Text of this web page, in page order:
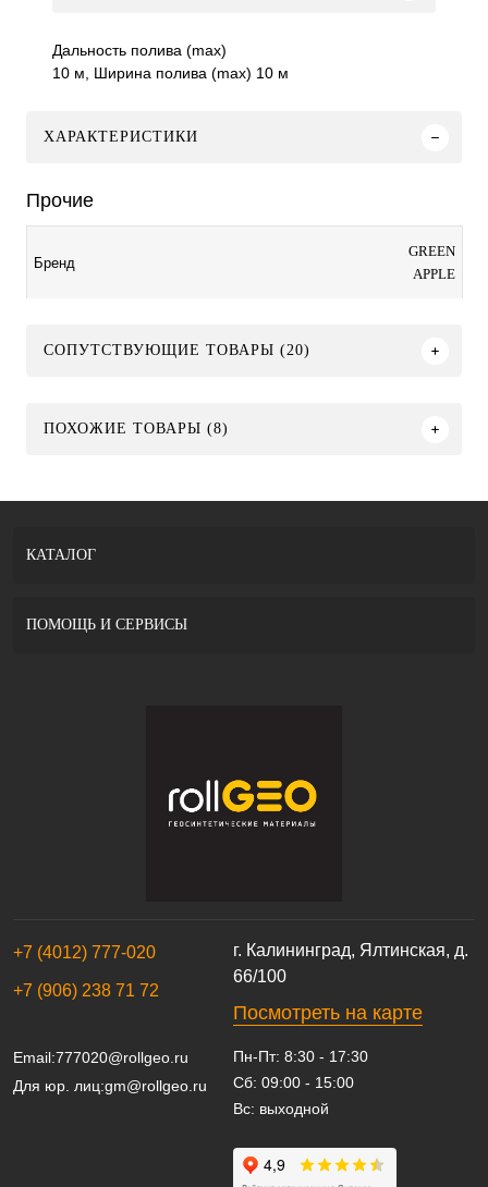
Дальность полива (max)
10 м, Ширина полива (max) 10 м
ХАРАКТЕРИСТИКИ
Прочие
Бренд
GREEN
APPLE
СОПУТСТВУЮЩИЕ ТОВАРЫ (20)
ПОХОЖИЕ ТОВАРЫ (8)
г. Калининград, Ялтинская, д.
66/100
Посмотреть на карте
+7 (4012) 777-020
+7 (906) 238 71 72
Email:777020@rollgeo.ru
Для юр. лиц:gm@rollgeo.ru
Пн-Пт: 8:30 - 17:30
Сб: 09:00 - 15:00
Вс: выходной
КАТАЛОГ
ПОМОЩЬ И СЕРВИСЫ